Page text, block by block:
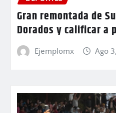
Gran remontada de
Dorados y calificar a
Ejemplomx Ago